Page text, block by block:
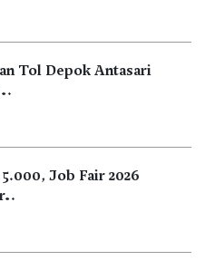
Tol Depok Antasari
Job Fair 2026